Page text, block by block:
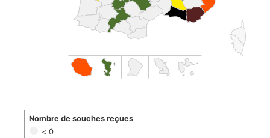
< 0
Nombre de souches reçues